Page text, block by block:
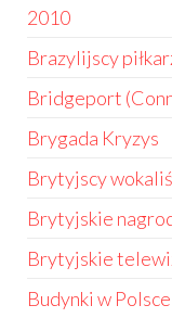
2010
Brazylijscy
Bridgeport
Brygada Kryzys
Brytyjscy
Brytyjskie
Brytyjskie
Budynki w